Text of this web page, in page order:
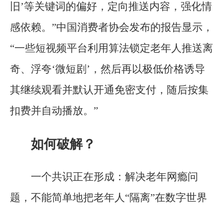
旧’等关键词的偏好，定向推送内容，强化情
感依赖。”中国消费者协会发布的报告显示，
“一些短视频平台利用算法锁定老年人推送离
奇、浮夸‘微短剧’，然后再以极低价格诱导
其继续观看并默认开通免密支付，随后按集
扣费并自动播放。”
如何破解？
一个共识正在形成：解决老年网瘾问
题，不能简单地把老年人“隔离”在数字世界